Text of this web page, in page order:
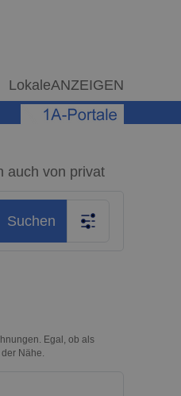
LokaleANZEIGEN
auch von privat
Suchen
Egal, ob als
Nähe.